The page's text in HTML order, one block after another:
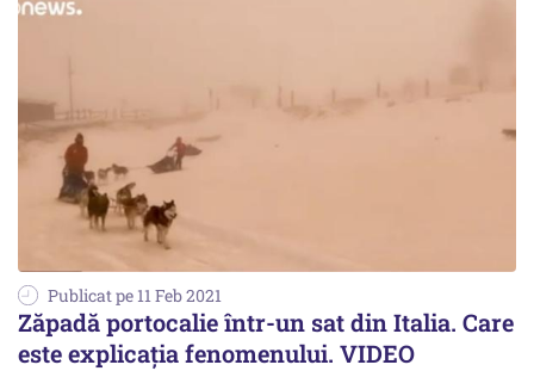
Publicat pe 11 Feb 2021
Zăpadă portocalie într-un sat din Italia. Care
este explicația fenomenului. VIDEO